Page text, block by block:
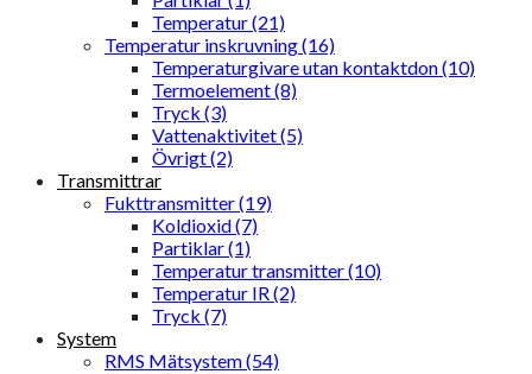
Temperatur (21)
Temperatur inskruvning (16)
Temperaturgivare utan kontaktdon (10)
Termoelement (8)
Tryck (3)
Vattenaktivitet (5)
Övrigt (2)
Transmittrar
Fukttransmitter (19)
Koldioxid (7)
Partiklar (1)
Temperatur transmitter (10)
Temperatur IR (2)
Tryck (7)
System
RMS Mätsystem (54)